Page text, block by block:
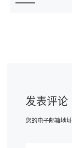
发表评论
您的电子邮箱地址